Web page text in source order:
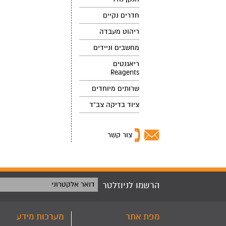
חדרים נקיים
ריהוט מעבדה
מחשבים וניידים
ריאגנטים
Reagents
שרותים מיוחדים
ציוד בדיקה צב"ד
צור קשר
הרשמו לניוזלטר דואר אלקטרוני
מפת אתר מערכות מידע